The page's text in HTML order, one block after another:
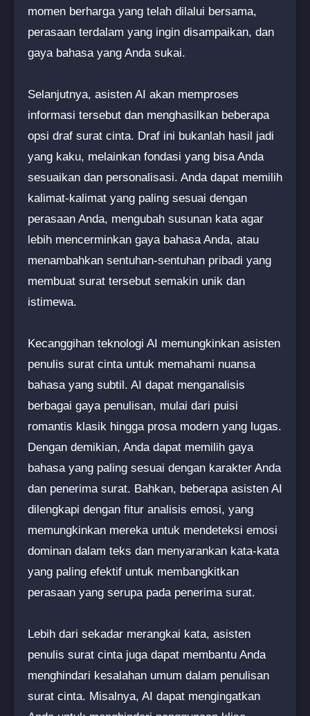
momen berharga yang telah dilalui bersama,
perasaan terdalam yang ingin disampaikan, dan
gaya bahasa yang Anda sukai.
Selanjutnya, asisten AI akan memproses
informasi tersebut dan menghasilkan beberapa
opsi draf surat cinta. Draf ini bukanlah hasil jadi
yang kaku, melainkan fondasi yang bisa Anda
sesuaikan dan personalisasi. Anda dapat memilih
kalimat-kalimat yang paling sesuai dengan
perasaan Anda, mengubah susunan kata agar
lebih mencerminkan gaya bahasa Anda, atau
menambahkan sentuhan-sentuhan pribadi yang
membuat surat tersebut semakin unik dan
istimewa.
Kecanggihan teknologi AI memungkinkan asisten
penulis surat cinta untuk memahami nuansa
bahasa yang subtil. AI dapat menganalisis
berbagai gaya penulisan, mulai dari puisi
romantis klasik hingga prosa modern yang lugas.
Dengan demikian, Anda dapat memilih gaya
bahasa yang paling sesuai dengan karakter Anda
dan penerima surat. Bahkan, beberapa asisten AI
dilengkapi dengan fitur analisis emosi, yang
memungkinkan mereka untuk mendeteksi emosi
dominan dalam teks dan menyarankan kata-kata
yang paling efektif untuk membangkitkan
perasaan yang serupa pada penerima surat.
Lebih dari sekadar merangkai kata, asisten
penulis surat cinta juga dapat membantu Anda
menghindari kesalahan umum dalam penulisan
surat cinta. Misalnya, AI dapat mengingatkan